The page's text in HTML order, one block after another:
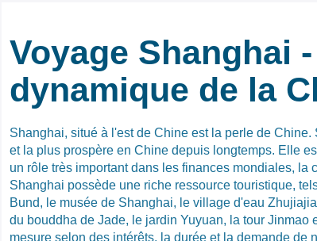
Voyage Shanghai
dynamique de la
Shanghai, situé à l'est de Chine est la perle de
et la plus prospère en Chine depuis longtemps. Elle
un rôle très important dans les finances mondiales, la
Shanghai possède une riche ressource touristique,
Bund, le musée de Shanghai, le village d'eau
du bouddha de Jade, le jardin Yuyuan, la tour
mesure selon des intérêts, la durée et la demande